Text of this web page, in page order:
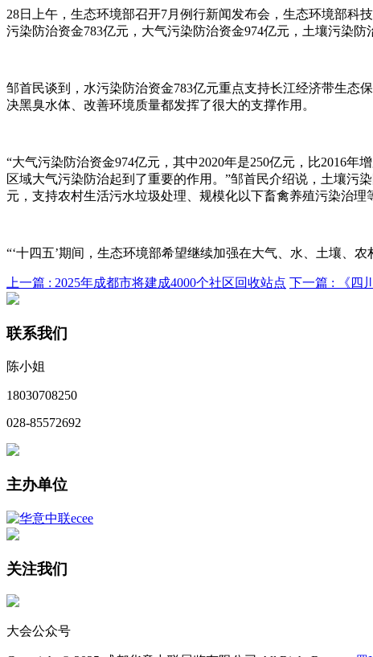
28日上午，生态环境部召开7月例行新闻发布会，生态环境部科
污染防治资金783亿元，大气污染防治资金974亿元，土壤污染防
邹首民谈到，水污染防治资金783亿元重点支持长江经济带生态
决黑臭水体、改善环境质量都发挥了很大的支撑作用。
“大气污染防治资金974亿元，其中2020年是250亿元，比2016
区域大气污染防治起到了重要的作用。”邹首民介绍说，土壤污
元，支持农村生活污水垃圾处理、规模化以下畜禽养殖污染治理
“‘十四五’期间，生态环境部希望继续加强在大气、水、土壤、农
上一篇 : 2025年成都市将建成4000个社区回收站点 下一篇 : 《四
联系我们
陈小姐
18030708250
028-85572692
主办单位
关注我们
大会公众号